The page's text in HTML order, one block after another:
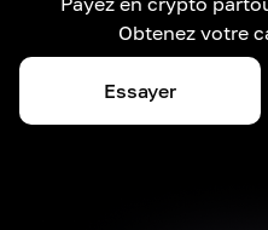
Obtenez votre
Essayer